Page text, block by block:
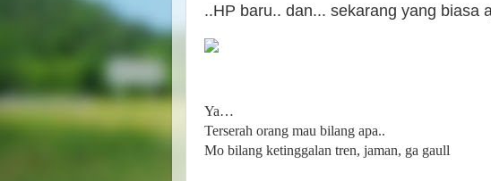
..HP baru.. dan... sekarang yang biasa
Ya…
Terserah orang mau bilang apa..
Mo bilang ketinggalan tren, jaman, ga gaull